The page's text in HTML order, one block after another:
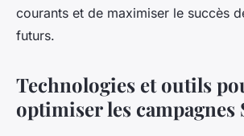
courants et de maximiser le succès
futurs.
Technologies et outils
optimiser les campagnes